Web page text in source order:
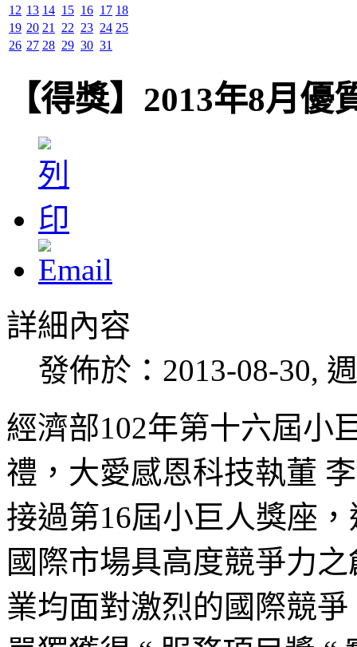
12 13 14 15 16 17 18
19 20 21 22 23 24 25
26 27 28 29 30 31
【得獎】2013年8月優
詳細內容
發佈於：2013-08-30,
經濟部102年第十六屆小
禮，大愛感恩科技執董
接過第16屆小巨人獎座
國際市場具高度競爭力
業均面對激烈的國際競